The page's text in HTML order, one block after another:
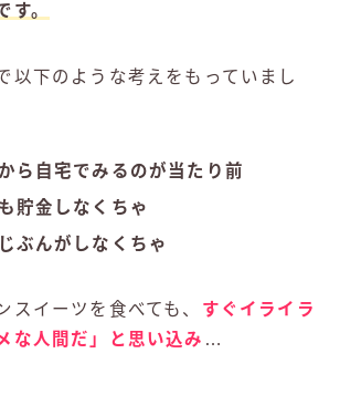
す。
以下のような考えをもっていまし
ら自宅でみるのが当たり前
貯金しなくちゃ
ぶんがしなくちゃ
スイーツを食べても、 すぐイライラ
な人間だ」と思い込み …